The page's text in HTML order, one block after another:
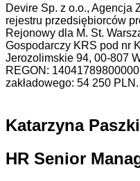
Devire Sp. z o.o., Agencja
rejestru przedsiębiorców
Rejonowy dla M. St.
Gospodarczy KRS pod nr
Jerozolimskie 94, 00-807
REGON:
zakładowego: 54 250 PLN.
Katarzyna
HR Senior